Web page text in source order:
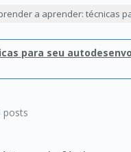
a aprender: técnicas
para seu
posts